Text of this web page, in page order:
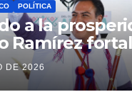
POLÍTICA
a la
Ramírez
de
histórica
DE 2026